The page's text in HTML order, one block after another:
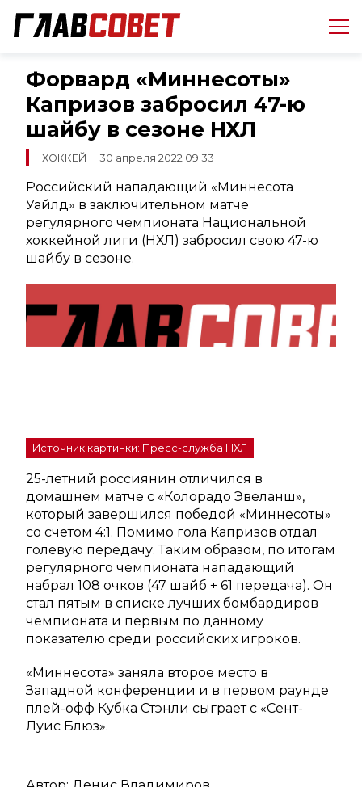
Форвард «Миннесоты»
Капризов забросил 47-ю
шайбу в сезоне НХЛ
ХОККЕЙ 30 апреля 2022 09:33
Российский нападающий «Миннесота
Уайлд» в заключительном матче
регулярного чемпионата Национальной
хоккейной лиги (НХЛ) забросил свою 47-ю
шайбу в сезоне.
Источник картинки: Пресс-служба НХЛ
25-летний россиянин отличился в
домашнем матче с «Колорадо Эвеланш»,
который завершился победой «Миннесоты»
со счетом 4:1. Помимо гола Капризов отдал
голевую передачу. Таким образом, по итогам
регулярного чемпионата нападающий
набрал 108 очков (47 шайб + 61 передача). Он
стал пятым в списке лучших бомбардиров
чемпионата и первым по данному
показателю среди российских игроков.
«Миннесота» заняла второе место в
Западной конференции и в первом раунде
плей-офф Кубка Стэнли сыграет с «Сент-
Луис Блюз».